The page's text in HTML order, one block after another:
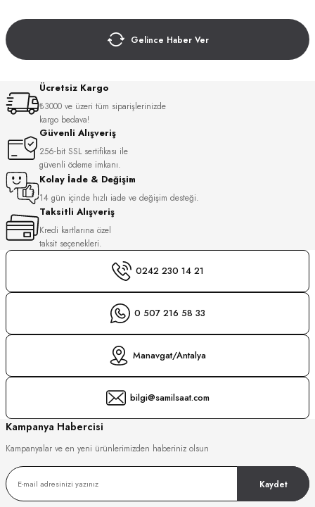
Gelince Haber Ver
Ücretsiz Kargo
₺3000 ve üzeri tüm siparişlerinizde
kargo bedava!
Güvenli Alışveriş
256-bit SSL sertifikası ile
güvenli ödeme imkanı.
Kolay İade & Değişim
14 gün içinde hızlı iade ve değişim desteği.
Taksitli Alışveriş
Kredi kartlarına özel
taksit seçenekleri.
0242 230 14 21
0 507 216 58 33
Manavgat/Antalya
bilgi@samilsaat.com
Kampanya Habercisi
Kampanyalar ve en yeni ürünlerimizden haberiniz olsun
Kaydet
MANOIR
WATCH
WATCH